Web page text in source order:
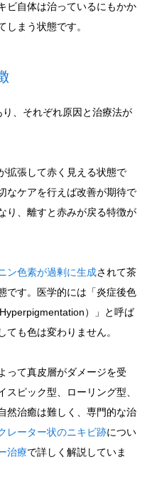
ビ自体は治っているにもかか
まう状態です。
、それぞれ原因と治療法が
拡張して赤く見える状態で
なケアを行えば改善が期待で
り、離すと赤みが戻る特徴が
ン色素が過剰に生成されて茶
です。医学的には「炎症後色
）」と呼ば
も色は変わりません。
って真皮層がダメージを受
ピック型、ローリング型、
然治癒は難しく、専門的な治
レーター状のニキビ跡につい
治療で詳しく解説していま